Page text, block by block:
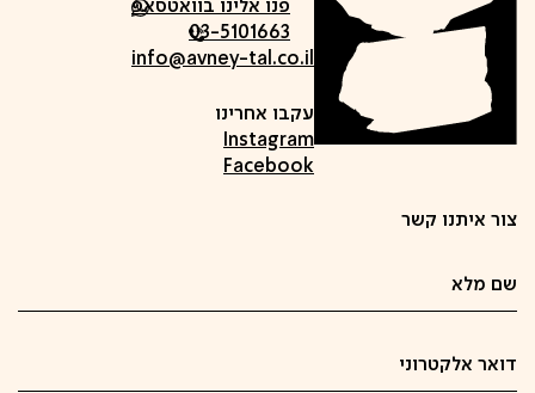
צור איתנו קשר
פנו אלינו בוואטסאפ
03-5101663
info@avney-tal.co.il
עקבו אחרינו
Instagram
Facebook